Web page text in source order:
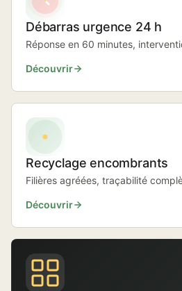
Débarras urgence 24 h
Réponse en 60 minutes,
Découvrir
Recyclage encombrants
Filières agréées, traçabilité
Découvrir